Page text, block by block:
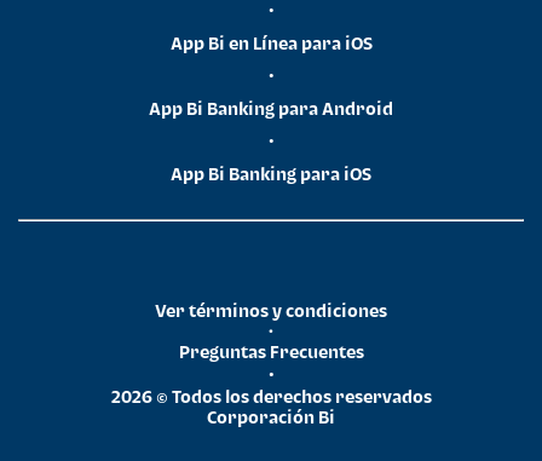
•
App Bi en Línea para iOS
•
App Bi Banking para Android
•
App Bi Banking para iOS
2026 © Todos los derechos reservados
Corporación Bi
•
Preguntas Frecuentes
•
Ver términos y condiciones